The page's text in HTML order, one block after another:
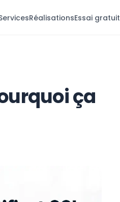
RéalisationsEssai gratuit
ça